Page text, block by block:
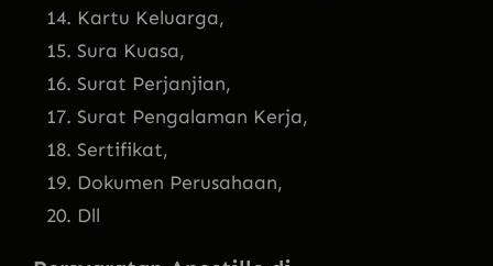
Kartu Keluarga,
Sura Kuasa,
Surat Perjanjian,
Surat Pengalaman Kerja,
Sertifikat,
Dokumen Perusahaan,
Dll